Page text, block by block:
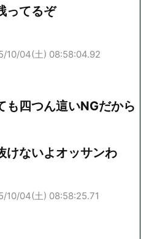
ってるぞ
10/04(土) 08:58:04.92
も四つん這いNGだから
けないよオッサンわ
10/04(土) 08:58:25.71